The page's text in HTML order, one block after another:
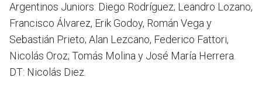
Argentinos Juniors: Diego Rodríguez; Leandro Lozano,
Francisco Álvarez, Erik Godoy, Román Vega y
Sebastián Prieto; Alan Lezcano, Federico Fattori,
Nicolás Oroz; Tomás Molina y José María Herrera.
DT: Nicolás Diez.